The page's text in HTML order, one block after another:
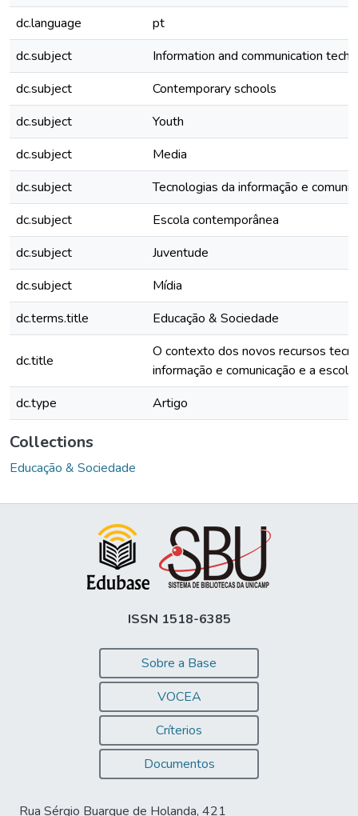
dc.language
pt
dc.subject
Information and communication
dc.subject
Contemporary schools
dc.subject
Youth
dc.subject
Media
dc.subject
Tecnologias da informação e
dc.subject
Escola contemporânea
dc.subject
Juventude
dc.subject
Mídia
dc.terms.title
Educação & Sociedade
dc.title
O contexto dos novos recursos
informação e comunicação e a escola
dc.type
Artigo
Collections
Educação & Sociedade
ISSN 1518-6385
Sobre a Base
VOCEA
Críterios
Documentos
Rua Sérgio Buarque de Holanda, 421